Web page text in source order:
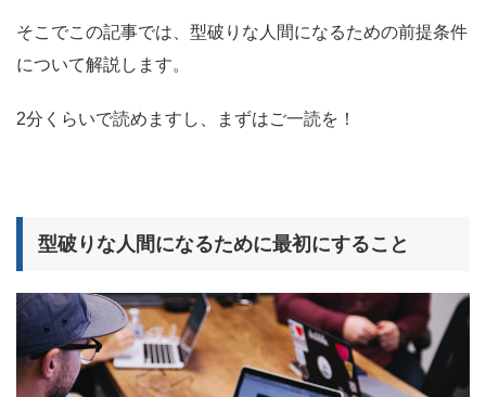
そこでこの記事では、型破りな人間になるための前提条件
について解説します。
2分くらいで読めますし、まずはご一読を！
型破りな人間になるために最初にすること